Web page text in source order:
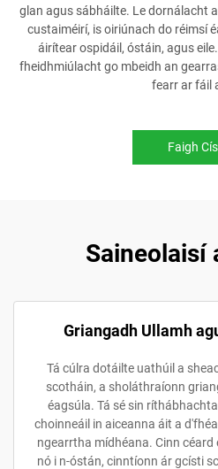
glan agus sábháilte. Le dornálacht
custaiméirí, is oiriúnach do réimsí
áirítear ospidáil, óstáin, agus
fheidhmiúlacht go mbeidh an
fearr ar fáil
Faigh
Saineolaisí
Griangadh Ullamh
Tá cúlra dotáilte uathúil a
scotháin, a sholáthraíonn
éagsúla. Tá sé sin
choinneáil in aiceanna áit a
ngearrtha mídhéana. Cinn céard
nó i n-óstán, cinntíonn ár gcísti